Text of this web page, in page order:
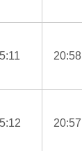
20:58
20:57